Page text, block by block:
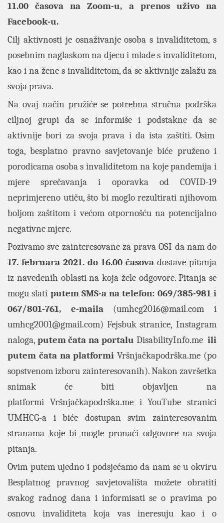
11.00 časova na Zoom-u, a prenos uživo na
Facebook-u.
Cilj aktivnosti je osnaživanje osoba s invaliditetom, s
posebnim naglaskom na djecu i mlade s invaliditetom,
kao i na žene s invaliditetom, da se aktivnije zalažu za
svoja prava.
Na ovaj način pružiće se potrebna stručna podrška
ciljnoj grupi da se informiše i podstakne da se
aktivnije bori za svoja prava i da ista zaštiti. Osim
toga, besplatno pravno savjetovanje biće pruženo i
porodicama osoba s invaliditetom na koje pandemija i
mjere sprečavanja i oporavka od COVID-19
neprimjereno utiču, što bi moglo rezultirati njihovom
boljom zaštitom i većom otpornošću na potencijalno
negativne mjere.
Pozivamo sve zainteresovane za prava OSI da nam do
17. februara 2021. do 16.00 časova dostave pitanja
iz navedenih oblasti na koja žele odgovore. Pitanja se
mogu slati putem SMS-a na telefon: 069/385-981 i
067/801-761, e-maila (umhcg2016@mail.com i
umhcg2001@gmail.com) Fejsbuk stranice,Instagram
naloga, putem čata na portalu DisabilityInfo.me ili
putem čata na platformiVršnjačkapodrška.me (po
sopstvenom izboru zainteresovanih). Nakon završetka
snimak će biti objavljen na
platformi Vršnjačkapodrška.mei YouTube stranici
UMHCG-a i biće dostupan svim zainteresovanim
stranama koje bi mogle pronaći odgovore na svoja
pitanja.
Ovim putem ujedno i podsjećamo da nam se u okviru
Besplatnog pravnog savjetovališta možete obratiti
svakog radnog dana i informisati se o pravima po
osnovu invaliditeta koja vas ineresuju kao i o